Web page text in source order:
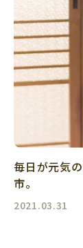
毎日が元気
市。
2021.03.31